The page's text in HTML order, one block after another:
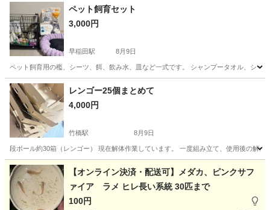
東京 杉並区 高円寺駅 その他
ペット飼育セット
3,000円
早稲田駅 8月9日
ペット飼育用の檻、シーツ、餌、飲み水、皿など一式です。 シャンプータオル、シー
東京 新宿区 早稲田駅 その他
レンゴー25個まとめて
4,000円
竹橋駅 8月9日
段ボール約30箱（レンゴー） 現在解体作業しています。 一度組み立て、使用後の解
東京 千代田区 竹橋駅 その他
【オンライン決済・配送可】メダカ、ピンクサフ
ァイア ラメ ヒレ長い系統 30匹まで
100円